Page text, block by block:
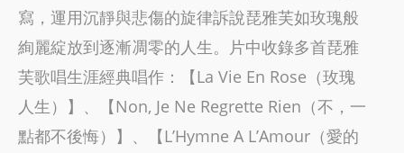
寫，運用沉靜與悲傷的旋律訴說琵雅芙如玫瑰般
絢麗綻放到逐漸凋零的人生。片中收錄多首琵雅
芙歌唱生涯經典唱作：【La Vie En Rose（玫瑰
人生）】、【Non, Je Ne Regrette Rien（不，一
點都不後悔）】、【L’Hymne A L’Amour（愛的